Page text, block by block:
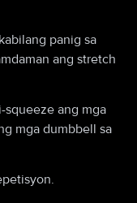
panig sa
ang stretch
squeeze ang mga
mga dumbbell sa